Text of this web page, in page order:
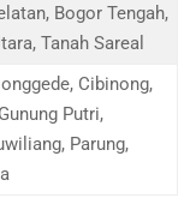
Bogor Tengah,
Tanah Sareal
Cibinong,
Putri,
Parung,